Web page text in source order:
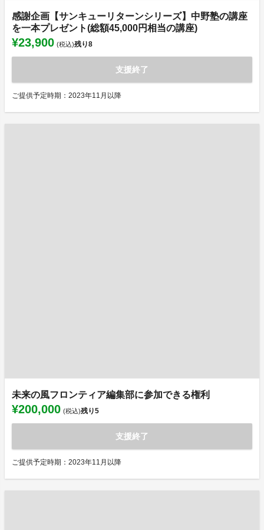
感謝企画【サンキューリターンシリーズ】中野塾の講座
を一本プレゼント(総額45,000円相当の講座)
¥23,900 (税込)残り8
支援終了
ご提供予定時期：2023年11月以降
未来の風フロンティア編集部に参加できる権利
¥200,000 (税込)残り5
支援終了
ご提供予定時期：2023年11月以降